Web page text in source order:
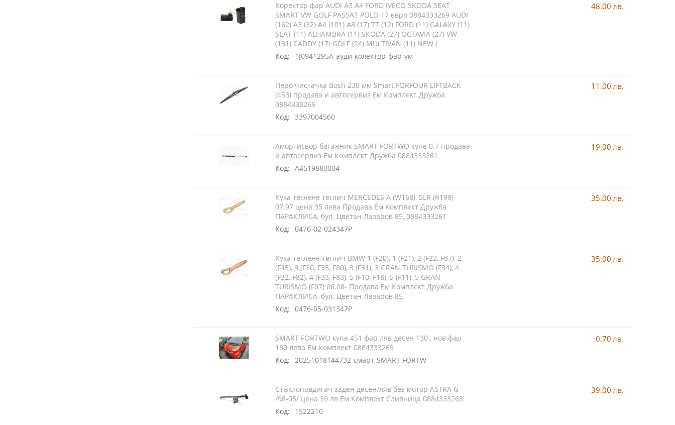
Коректор фар AUDI A3 A4 FORD IVECO SKODA SEAT
SMART VW GOLF PASSAT POLO 17 евро 0884333269 AUDI
(162) A3 (32) A4 (101) A8 (17) TT (12) FORD (11) GALAXY (11)
SEAT (11) ALHAMBRA (11) SKODA (27) OCTAVIA (27) VW
(131) CADDY (17) GOLF (24) MULTIVAN (11) NEW (
Код:
1J0941295A-ауди-колектор-фар-ум-
48.00 лв.
Перо чистачка Bosh 230 мм Smart FORFOUR LIFTBACK
(453) продава и автосервиз Ем Комплект Дружба
0884333265
Код: 3397004560
11.00 лв.
Амортисьор багажник SMART FORTWO купе 0.7 продава
и автосервиз Ем Комплект Дружба 0884333261
Код: A4519880004
19.00 лв.
Кука теглене теглич MERCEDES A (W168), SLR (R199)
07.97 цена 35 лева Продава Ем Комплект Дружба
ПАРАКЛИСА, бул. Цветан Лазаров 85, 0884333261
Код: 0476-02-024347P
35.00 лв.
Кука теглене теглич BMW 1 (F20), 1 (F21), 2 (F22, F87), 2
(F45), 3 (F30, F35, F80), 3 (F31), 3 GRAN TURISMO (F34), 4
(F32, F82), 4 (F33, F83), 5 (F10, F18), 5 (F11), 5 GRAN
TURISMO (F07) 06.08- Продава Ем Комплект Дружба
ПАРАКЛИСА, бул. Цветан Лазаров 85,
Код: 0476-05-031347P
35.00 лв.
SMART FORTWO купе 451 фар ляв десен 130 , нов фар
180 лева Ем Комплект 0884333269
Код: 20251018144732-смарт-SMART FORTW
0.70 лв.
Стъклоповдигач заден десен/ляв без мотор ASTRA G
/98-05/ цена 39 лв Ем Комплект Сливница 0884333268
Код:
1522210
39.00 лв.